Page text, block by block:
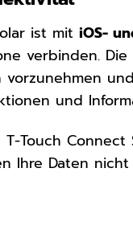
ist mitiOS-
verbinden.
vorzunehmen
und
Touch
Ihre Daten